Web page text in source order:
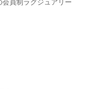
員制ラグジュアリー